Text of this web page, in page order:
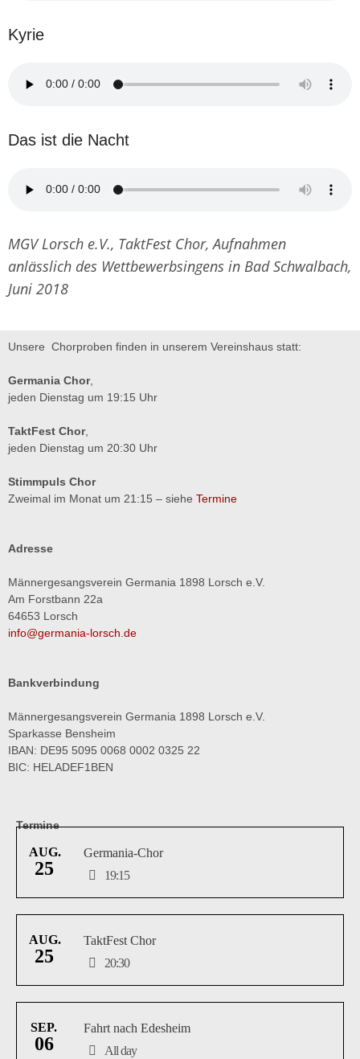
Kyrie
Das ist die Nacht
MGV Lorsch e.V., TaktFest Chor, Aufnahmen
anlässlich des Wettbewerbsingens in Bad Schwalbach,
Juni 2018
Unsere Chorproben finden in unserem Vereinshaus statt:
Germania Chor,
jeden Dienstag um 19:15 Uhr
TaktFest Chor,
jeden Dienstag um 20:30 Uhr
Stimmpuls Chor
Zweimal im Monat um 21:15 – siehe Termine
Adresse
Männergesangsverein Germania 1898 Lorsch e.V.
Am Forstbann 22a
64653 Lorsch
info@germania-lorsch.de
Bankverbindung
Männergesangsverein Germania 1898 Lorsch e.V.
Sparkasse Bensheim
IBAN: DE95 5095 0068 0002 0325 22
BIC: HELADEF1BEN
Termine
AUG.
25
Germania-Chor
19:15
AUG.
25
TaktFest Chor
20:30
SEP.
06
Fahrt nach Edesheim
All day